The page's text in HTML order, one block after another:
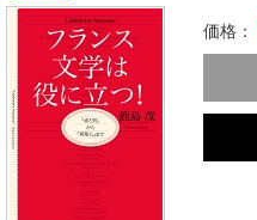
価格：